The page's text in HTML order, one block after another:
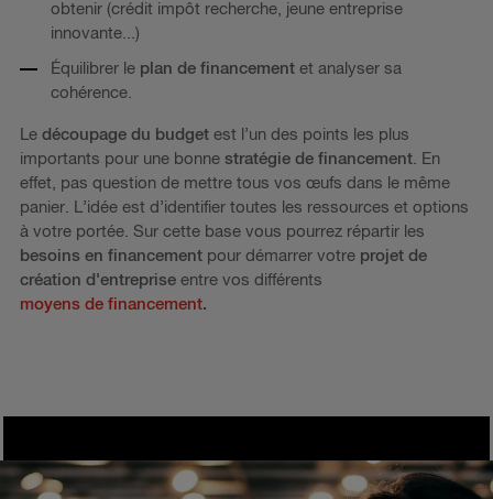
obtenir (crédit impôt recherche, jeune entreprise
innovante...)
Équilibrer le plan de financement et analyser sa
cohérence.
Le découpage du budget est l’un des points les plus
importants pour une bonne stratégie de financement. En
effet, pas question de mettre tous vos œufs dans le même
panier. L’idée est d’identifier toutes les ressources et options
à votre portée. Sur cette base vous pourrez répartir les
besoins en financement pour démarrer votre projet de
création d'entreprise entre vos différents
moyens de financement.